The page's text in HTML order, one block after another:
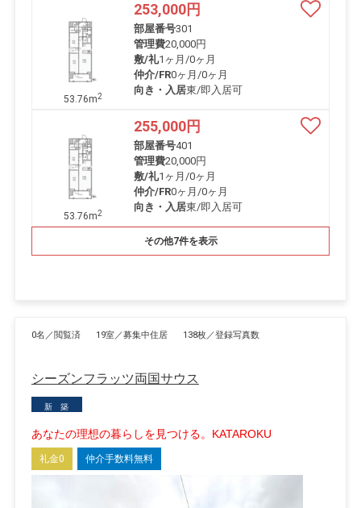
53.76m2
253,000円
部屋番号301
管理費20,000円
敷/礼1ヶ月 /0ヶ月
仲介/FR0ヶ月 /0ヶ月
向き・入居東/即入居可
53.76m2
255,000円
部屋番号401
管理費20,000円
敷/礼1ヶ月 /0ヶ月
仲介/FR0ヶ月 /0ヶ月
向き・入居東/即入居可
その他7件を表示
0名／閲覧済 19室／募集中住居 138枚／登録写真数
シーズンフラッツ両国サウス
新 築
あなたの理想の暮らしを見つける。KATAROKU
礼金0 仲介手数料無料